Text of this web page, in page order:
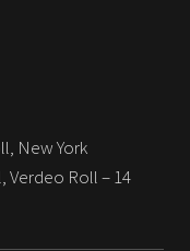
New York
Verdeo Roll – 14